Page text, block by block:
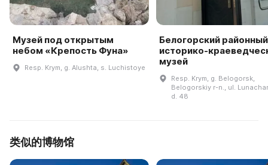
Музей под открытым
небом «Крепость Фуна»
Resp. Krym, g. Alushta, s. Luchistoye
Белогорский районный
историко-
музей
Resp. Krym, g. Belogorsk,
Belogorskiy r-n., ul.
d. 48
类似的博物馆